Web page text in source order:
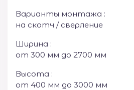
Варианты монтажа :
на скотч / сверление
Ширина :
от 300 мм до 2700 мм
Высота :
от 400 мм до 3000 мм